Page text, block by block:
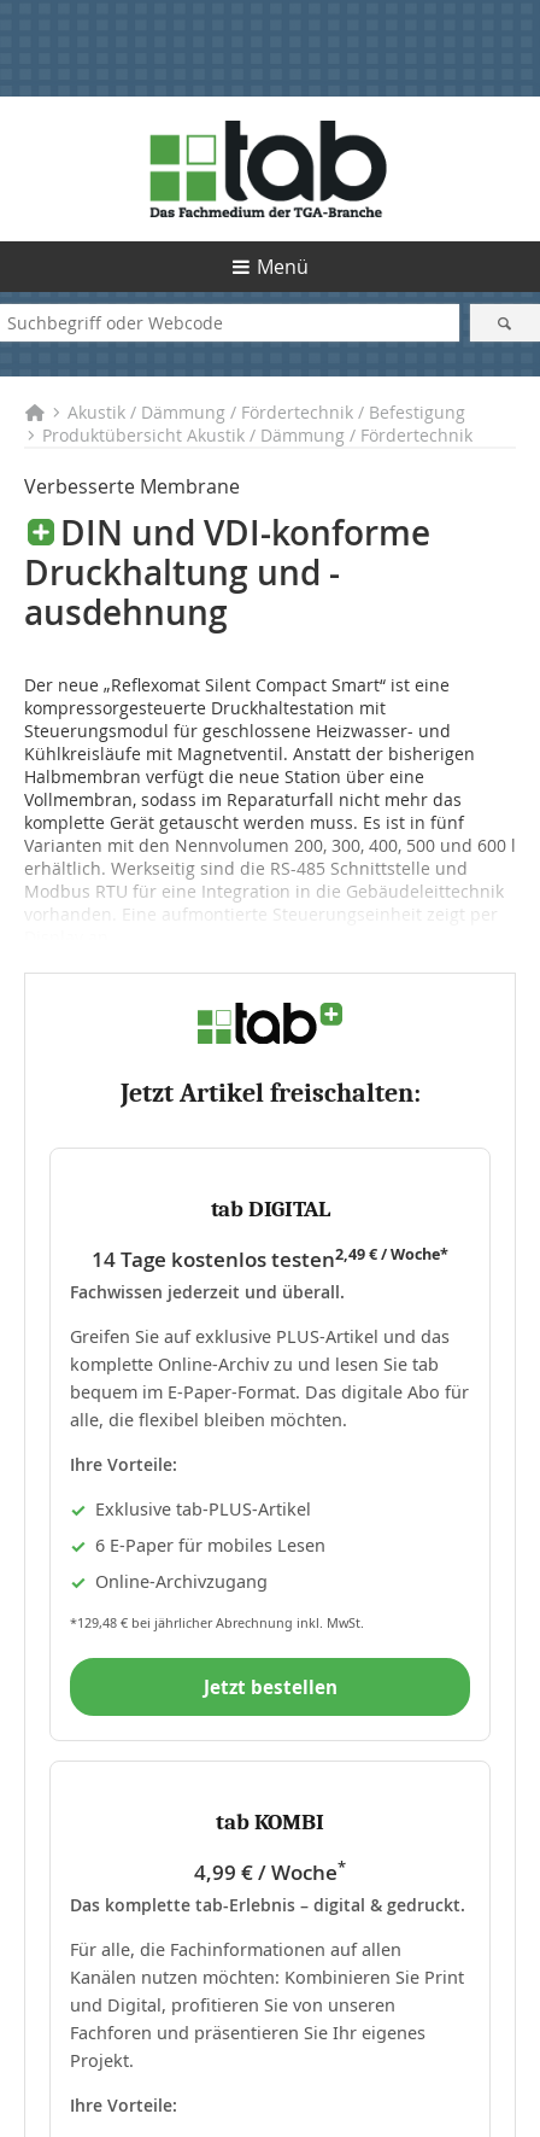
Menü
Akustik / Dämmung / Fördertechnik / Befestigung
Produktübersicht Akustik / Dämmung / Fördertechnik
Verbesserte Membrane
DIN und VDI-konforme
Druckhaltung und -
ausdehnung
Der neue „Reflexomat Silent Compact Smart“ ist eine
kompressorgesteuerte Druckhaltestation mit
Steuerungsmodul für geschlossene Heizwasser- und
Kühlkreisläufe mit Magnetventil. Anstatt der bisherigen
Halbmembran verfügt die neue Station über eine
Vollmembran, sodass im Reparaturfall nicht mehr das
komplette Gerät getauscht werden muss. Es ist in fünf
Varianten mit den Nennvolumen 200, 300, 400, 500 und 600 l
erhältlich. Werkseitig sind die RS-485 Schnittstelle und
Modbus RTU für eine Integration in die Gebäudeleittechnik
vorhanden. Eine aufmontierte Steuerungseinheit zeigt per
Jetzt Artikel freischalten:
tab DIGITAL
14 Tage kostenlos testen2,49 € / Woche*
Fachwissen jederzeit und überall.
Greifen Sie auf exklusive PLUS-Artikel und das
komplette Online-Archiv zu und lesen Sie tab
bequem im E-Paper-Format. Das digitale Abo für
alle, die flexibel bleiben möchten.
Ihre Vorteile:
Exklusive tab-PLUS-Artikel
6 E-Paper für mobiles Lesen
Online-Archivzugang
*129,48 € bei jährlicher Abrechnung inkl. MwSt.
Jetzt bestellen
tab KOMBI
4,99 € / Woche*
Das komplette tab-Erlebnis – digital & gedruckt.
Für alle, die Fachinformationen auf allen
Kanälen nutzen möchten: Kombinieren Sie Print
und Digital, profitieren Sie von unseren
Fachforen und präsentieren Sie Ihr eigenes
Projekt.
Ihre Vorteile: